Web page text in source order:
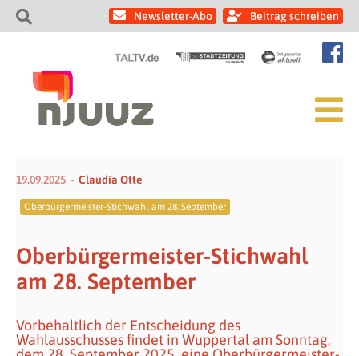
Newsletter-Abo Beitrag schreiben
19.09.2025 Claudia Otte
Oberbürgermeister-Stichwahl am 28. September
Oberbürgermeister-Stichwahl
am 28. September
Vorbehaltlich der Entscheidung des
Wahlausschusses findet in Wuppertal am Sonntag,